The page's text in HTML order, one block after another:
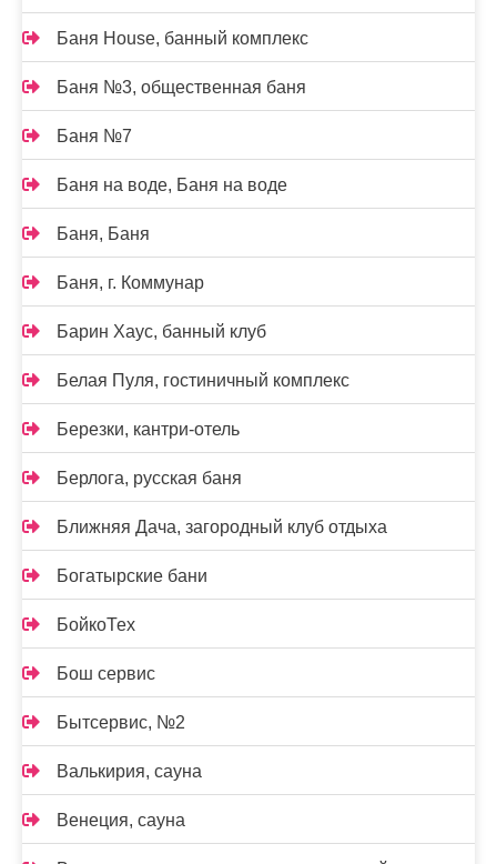
Баня House, банный комплекс
Баня №3, общественная баня
Баня №7
Баня на воде, Баня на воде
Баня, Баня
Баня, г. Коммунар
Барин Хаус, банный клуб
Белая Пуля, гостиничный комплекс
Березки, кантри-отель
Берлога, русская баня
Ближняя Дача, загородный клуб отдыха
Богатырские бани
БойкоТех
Бош сервис
Бытсервис, №2
Валькирия, сауна
Венеция, сауна